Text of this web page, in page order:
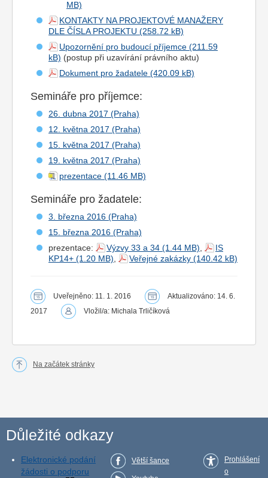
KONTAKTY NA PROJEKTOVÉ MANAŽERY
DLE ČÍSLA PROJEKTU
Upozornění pro budoucí příjemce
(postup při uzavírání právního aktu)
Dokument pro žadatele
Semináře pro příjemce:
26. dubna 2017 (Praha)
12. května 2017 (Praha)
15. května 2017 (Praha)
19. května 2017 (Praha)
prezentace
Semináře pro žadatele:
3. března 2016 (Praha)
15. března 2016 (Praha)
prezentace:
Výzvy 33 a 34 ,
IS
KP14+
, Veřejné zakázky
Uveřejněno: 11. 1. 2016
Aktualizováno: 14. 6.
2017
Vložil/a: Michala Trličíková
Na začátek stránky
Důležité odkazy
Elektronické podání
žádosti o podporu
Větší šance
Prohlášení
o